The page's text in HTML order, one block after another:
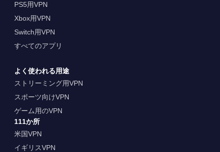
PS5用VPN
Xbox用VPN
Switch用VPN
すべてのアプリ
よく使われる用途
ストリーミング用VPN
スポーツ向けVPN
ゲーム用のVPN
111か所
米国VPN
イギリスVPN